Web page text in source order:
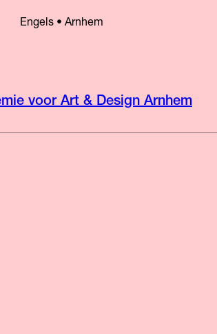
Engels • Arnhem
voor Art & Design Arnhem